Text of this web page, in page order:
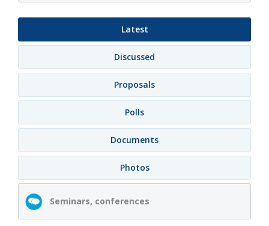
Latest
Discussed
Proposals
Polls
Documents
Photos
Seminars, conferences